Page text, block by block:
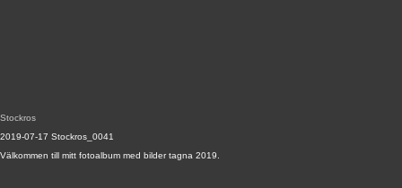
Stockros
2019-07-17 Stockros_0041
Välkommen till mitt fotoalbum med bilder tagna 2019.